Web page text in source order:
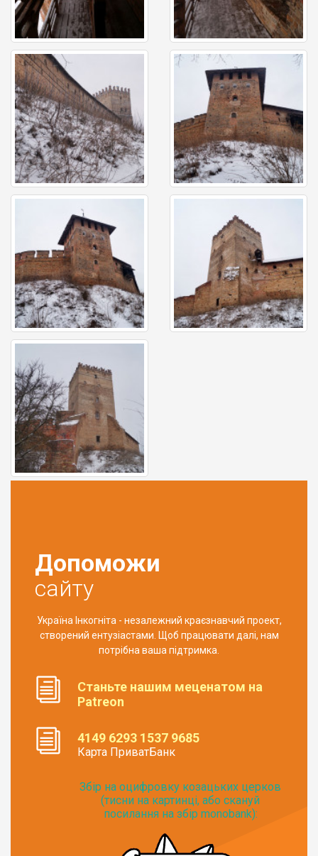
Допоможи
сайту
Україна Інкогніта - незалежний краєзнавчий проект,
створений ентузіастами. Щоб працювати далі, нам
потрібна ваша підтримка.
Станьте нашим меценатом на
Patreon
4149 6293 1537 9685
Карта ПриватБанк
Збір на оцифровку козацьких церков
(тисни на картинці, або скануй
посилання на збір monobank):